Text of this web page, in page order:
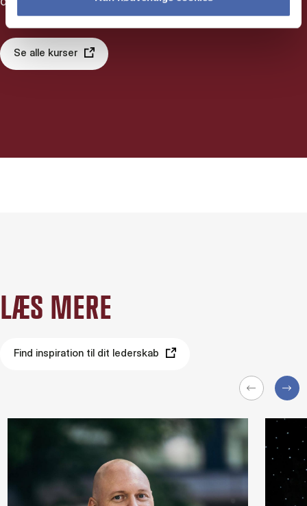
Se alle kurser
LÆS MERE
Find inspiration til dit lederskab